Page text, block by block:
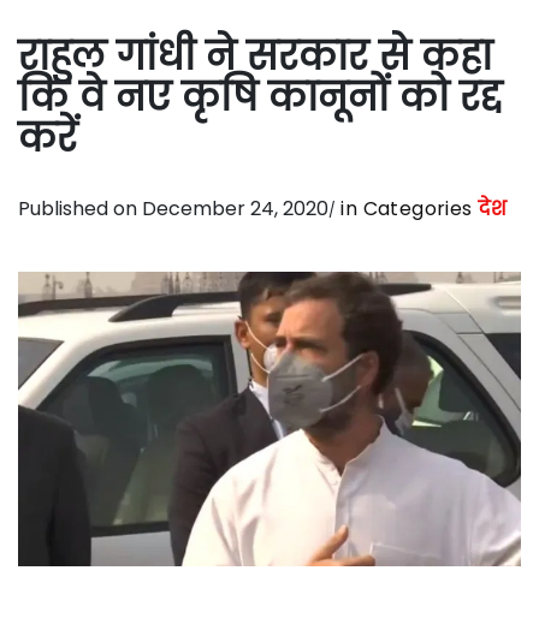
राहुल गांधी ने सरकार से कहा
कि वे नए कृषि कानूनों को रद्द
करें
Published on December 24, 2020 in Categories देश